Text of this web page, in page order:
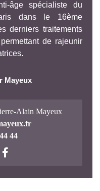
âge spécialiste du
dans le 16ème
derniers traitements
de rajeunir
Mayeux
Alain Mayeux
44